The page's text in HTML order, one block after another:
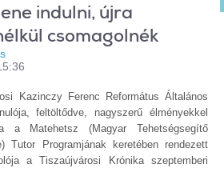
indulni, újra
csomagolnék
Kazinczy Ferenc Református Általános
feltöltődve, nagyszerű élményekkel
a Matehetsz (Magyar Tehetségsegítő
Tutor Programjának keretében rendezett
a Tiszaújvárosi Krónika szeptemberi